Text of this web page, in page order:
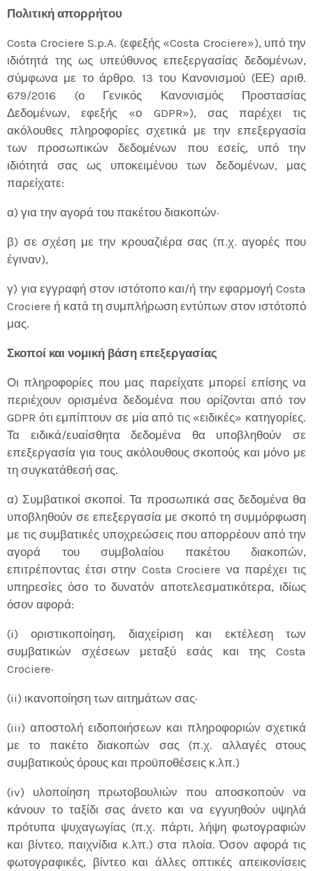
Πολιτική απορρήτου
Costa Crociere S.p.A. (εφεξής «Costa Crociere»), υπό την
ιδιότητά της ως υπεύθυνος επεξεργασίας δεδομένων,
σύμφωνα με το άρθρο. 13 του Κανονισμού (ΕΕ) αριθ.
679/2016 (ο Γενικός Κανονισμός Προστασίας
Δεδομένων, εφεξής «ο GDPR»), σας παρέχει τις
ακόλουθες πληροφορίες σχετικά με την επεξεργασία
των προσωπικών δεδομένων που εσείς, υπό την
ιδιότητά σας ως υποκειμένου των δεδομένων, μας
παρείχατε:
α) για την αγορά του πακέτου διακοπών·
β) σε σχέση με την κρουαζιέρα σας (π.χ. αγορές που
έγιναν),
γ) για εγγραφή στον ιστότοπο και/ή την εφαρμογή Costa
Crociere ή κατά τη συμπλήρωση εντύπων στον ιστότοπό
μας.
Σκοποί και νομική βάση επεξεργασίας
Οι πληροφορίες που μας παρείχατε μπορεί επίσης να
περιέχουν ορισμένα δεδομένα που ορίζονται από τον
GDPR ότι εμπίπτουν σε μία από τις «ειδικές» κατηγορίες.
Τα ειδικά/ευαίσθητα δεδομένα θα υποβληθούν σε
επεξεργασία για τους ακόλουθους σκοπούς και μόνο με
τη συγκατάθεσή σας.
α) Συμβατικοί σκοποί. Τα προσωπικά σας δεδομένα θα
υποβληθούν σε επεξεργασία με σκοπό τη συμμόρφωση
με τις συμβατικές υποχρεώσεις που απορρέουν από την
αγορά του συμβολαίου πακέτου διακοπών,
επιτρέποντας έτσι στην Costa Crociere να παρέχει τις
υπηρεσίες όσο το δυνατόν αποτελεσματικότερα, ιδίως
όσον αφορά:
(i) οριστικοποίηση, διαχείριση και εκτέλεση των
συμβατικών σχέσεων μεταξύ εσάς και της Costa
Crociere·
(ii) ικανοποίηση των αιτημάτων σας·
(iii) αποστολή ειδοποιήσεων και πληροφοριών σχετικά
με το πακέτο διακοπών σας (π.χ. αλλαγές στους
συμβατικούς όρους και προϋποθέσεις κ.λπ.)
(iv) υλοποίηση πρωτοβουλιών που αποσκοπούν να
κάνουν το ταξίδι σας άνετο και να εγγυηθούν υψηλά
πρότυπα ψυχαγωγίας (π.χ. πάρτι, λήψη φωτογραφιών
και βίντεο, παιχνίδια κ.λπ.) στα πλοία. Όσον αφορά τις
φωτογραφικές, βίντεο και άλλες οπτικές απεικονίσεις